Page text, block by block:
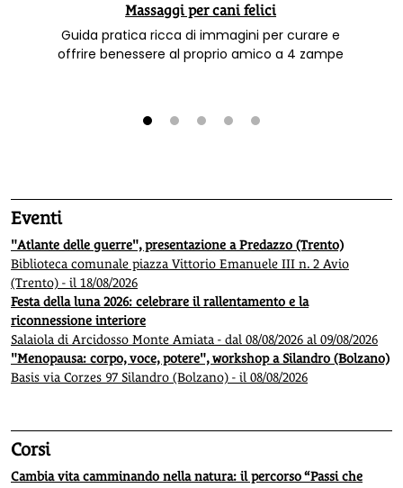
Massaggi per cani felici
Guida pratica ricca di immagini per curare e
offrire benessere al proprio amico a 4 zampe
Eventi
"Atlante delle guerre", presentazione a Predazzo (Trento)
Biblioteca comunale piazza Vittorio Emanuele III n. 2 Avio
(Trento) - il 18/08/2026
Festa della luna 2026: celebrare il rallentamento e la
riconnessione interiore
Salaiola di Arcidosso Monte Amiata - dal 08/08/2026 al 09/08/2026
"Menopausa: corpo, voce, potere", workshop a Silandro (Bolzano)
Basis via Corzes 97 Silandro (Bolzano) - il 08/08/2026
Corsi
Cambia vita camminando nella natura: il percorso “Passi che